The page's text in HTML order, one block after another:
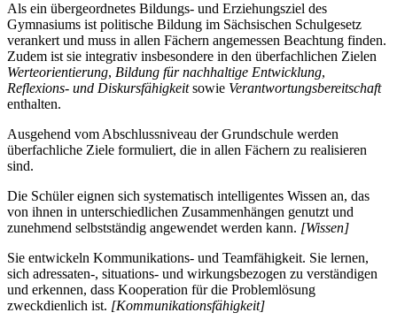
Als ein übergeordnetes Bildungs- und Erziehungsziel des
Gymnasiums ist politische Bildung im Sächsischen Schulgesetz
verankert und muss in allen Fächern angemessen Beachtung finden.
Zudem ist sie integrativ insbesondere in den überfachlichen Zielen
Werteorientierung, Bildung für nachhaltige Entwicklung,
Reflexions- und Diskursfähigkeitsowie Verantwortungsbereitschaft
enthalten.
Ausgehend vom Abschlussniveau der Grundschule werden
überfachliche Ziele formuliert, die in allen Fächern zu realisieren
sind.
Die Schüler eignen sich systematisch intelligentes Wissen an, das
von ihnen in unterschiedlichen Zusammenhängen genutzt und
zunehmend selbstständig angewendet werden kann. [Wissen]
Sie entwickeln Kommunikations- und Teamfähigkeit. Sie lernen,
sich adressaten-, situations- und wirkungsbezogen zu verständigen
und erkennen, dass Kooperation für die Problemlösung
zweckdienlich ist. [Kommunikationsfähigkeit]